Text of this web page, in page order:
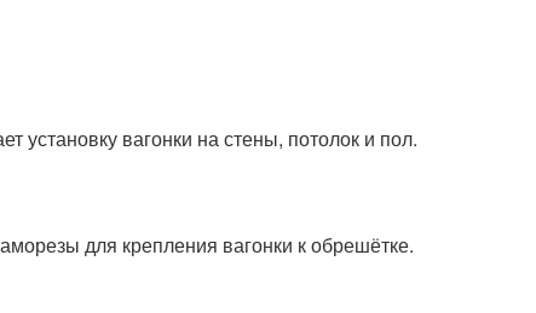
установку вагонки на стены, потолок и пол.
для крепления вагонки к обрешётке.